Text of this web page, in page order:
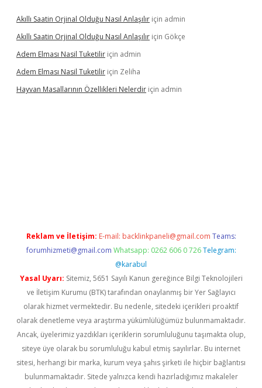
Akıllı Saatin Orjinal Olduğu Nasıl Anlaşılır için admin
Akıllı Saatin Orjinal Olduğu Nasıl Anlaşılır için Gökçe
Adem Elması Nasil Tuketilir için admin
Adem Elması Nasil Tuketilir için Zeliha
Hayvan Masallarının Özellikleri Nelerdir için admin
Reklam ve İletişim: E-mail: backlinkpaneli@gmail.com Teams:
forumhizmeti@gmail.com Whatsapp: 0262 606 0 726 Telegram:
@karabul
Yasal Uyarı: Sitemiz, 5651 Sayılı Kanun gereğince Bilgi Teknolojileri
ve İletişim Kurumu (BTK) tarafından onaylanmış bir Yer Sağlayıcı
olarak hizmet vermektedir. Bu nedenle, sitedeki içerikleri proaktif
olarak denetleme veya araştırma yükümlülüğümüz bulunmamaktadır.
Ancak, üyelerimiz yazdıkları içeriklerin sorumluluğunu taşımakta olup,
siteye üye olarak bu sorumluluğu kabul etmiş sayılırlar. Bu internet
sitesi, herhangi bir marka, kurum veya şahıs şirketi ile hiçbir bağlantısı
bulunmamaktadır. Sitede yalnızca kendi hazırladığımız makaleler